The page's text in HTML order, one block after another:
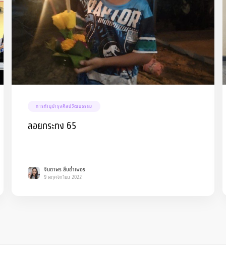
การทำนุบำรุงศิลปวัฒนธรรม
ลอยกระทง 65
จินดาพร สืบขำเพชร
9 พฤศจิกายน 2022